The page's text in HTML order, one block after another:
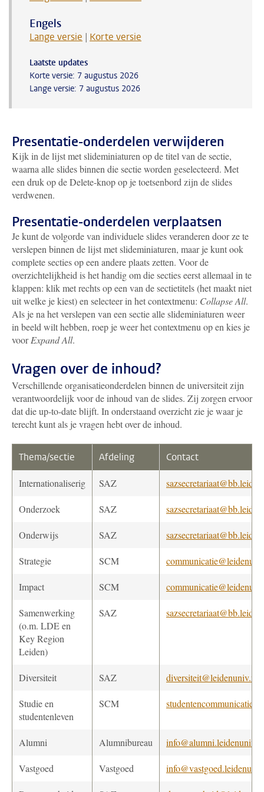
Engels
Lange versie | Korte versie
Laatste updates
Korte versie: 7 augustus 2026
Lange versie: 7 augustus 2026
Presentatie-onderdelen verwijderen
Kijk in de lijst met slideminiaturen op de titel van de sectie,
waarna alle slides binnen die sectie worden geselecteerd. Met
een druk op de Delete-knop op je toetsenbord zijn de slides
verdwenen.
Presentatie-onderdelen verplaatsen
Je kunt de volgorde van individuele slides veranderen door ze te
verslepen binnen de lijst met slideminiaturen, maar je kunt ook
complete secties op een andere plaats zetten. Voor de
overzichtelijkheid is het handig om die secties eerst allemaal in te
klappen: klik met rechts op een van de sectietitels (het maakt niet
uit welke je kiest) en selecteer in het contextmenu: Collapse All.
Als je na het verslepen van een sectie alle slideminiaturen weer
in beeld wilt hebben, roep je weer het contextmenu op en kies je
voorExpand All.
Vragen over de inhoud?
Verschillende organisatieonderdelen binnen de universiteit zijn
verantwoordelijk voor de inhoud van de slides. Zij zorgen ervoor
dat die up-to-date blijft. In onderstaand overzicht zie je waar je
terecht kunt als je vragen hebt over de inhoud.
Thema/sectie Afdeling Contact
Internationaliserig SAZ
Onderzoek SAZ
Onderwijs SAZ
Strategie SCM
Impact SCM
Samenwerking
(o.m. LDE en
Key Region
Leiden)
SAZ
Diversiteit SAZ diversiteit@leidenuniv.nl
Studie en
studentenleven
SCM
Alumni Alumnibureau info@alumni.leidenuniv.nl
Vastgoed Vastgoed